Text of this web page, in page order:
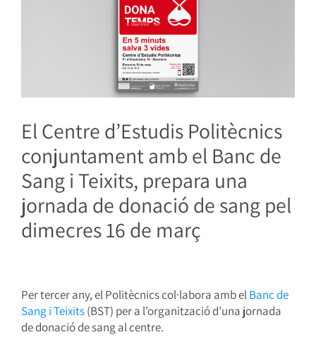
El Centre d’Estudis Politècnics
conjuntament amb el Banc de
Sang i Teixits, prepara una
jornada de donació de sang pel
dimecres 16 de març
Per tercer any, el Politècnics col·labora amb elBanc de
Sang i Teixits(BST) per a l’organització d’una jornada
de donació de sang al centre.